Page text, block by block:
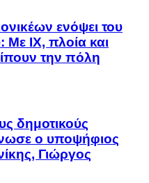
ενόψει του
ΙΧ, πλοία και
την πόλη
δημοτικούς
ο υποψήφιος
Γιώργος